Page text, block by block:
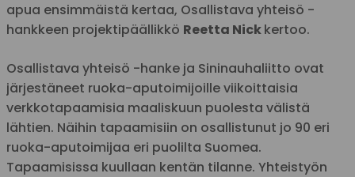
apua ensimmäistä kertaa, Osallistava yhteisö -
hankkeen projektipäällikkö Reetta Nickkertoo.
Osallistava yhteisö -hanke ja Sininauhaliitto ovat
järjestäneet ruoka-aputoimijoille viikoittaisia
verkkotapaamisia maaliskuun puolesta välistä
lähtien. Näihin tapaamisiin on osallistunut jo 90 eri
ruoka-aputoimijaa eri puolilta Suomea.
Tapaamisissa kuullaan kentän tilanne. Yhteistyön